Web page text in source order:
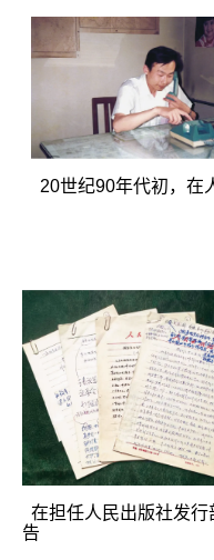
20世纪90年代初，在
在担任人民出版社发
告